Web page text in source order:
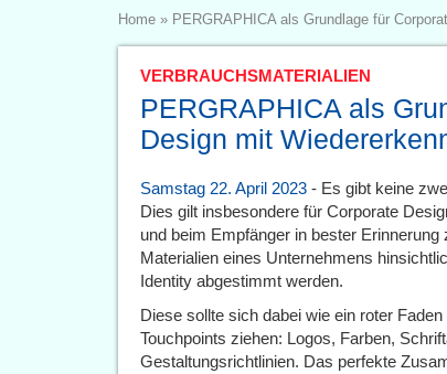
Home » PERGRAPHICA als Grundlage für
VERBRAUCHSMATERIALIEN
PERGRAPHICA als
Design mit
Samstag 22. April 2023 - Es gibt keine
Dies gilt insbesondere für Corporate
und beim Empfänger in bester
Materialien eines Unternehmens
Identity abgestimmt werden.
Diese sollte sich dabei wie ein roter
Touchpoints ziehen: Logos, Farben,
Gestaltungsrichtlinien. Das perfekte